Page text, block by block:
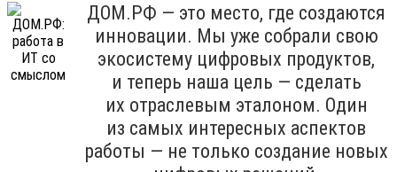
ДОМ.РФ — это место, где создаются
инновации. Мы уже собрали свою
экосистему цифровых продуктов,
и теперь наша цель — сделать
их отраслевым эталоном. Один
из самых интересных аспектов
работы — не только создание новых